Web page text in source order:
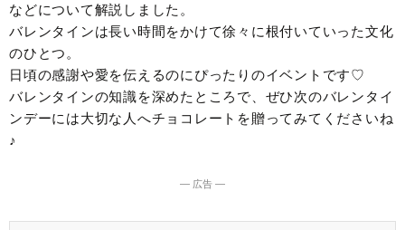
などについて解説しました。
バレンタインは長い時間をかけて徐々に根付いていった文化
のひとつ。
日頃の感謝や愛を伝えるのにぴったりのイベントです♡
バレンタインの知識を深めたところで、ぜひ次のバレンタイ
ンデーには大切な人へチョコレートを贈ってみてくださいね
♪
― 広告 ―